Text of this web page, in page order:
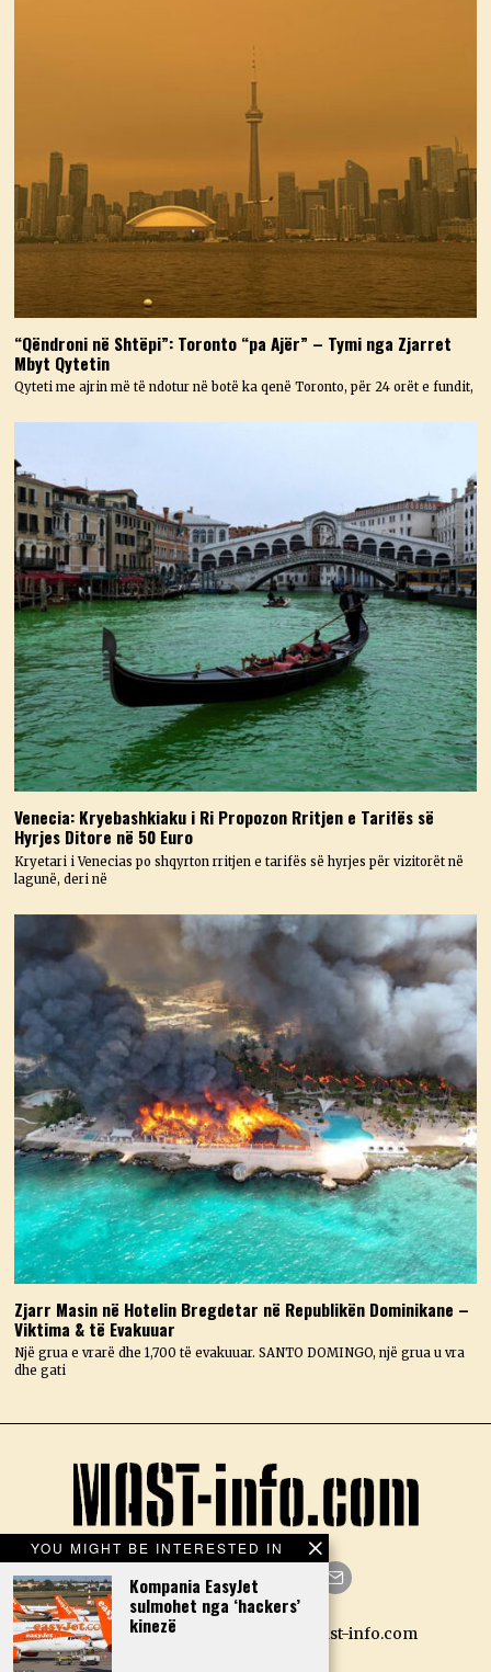
“Qëndroni në Shtëpi”: Toronto “pa Ajër” – Tymi nga Zjarret
Mbyt Qytetin
Qyteti me ajrin më të ndotur në botë ka qenë Toronto, për 24 orët e fundit,
Venecia: Kryebashkiaku i Ri Propozon Rritjen e Tarifës së
Hyrjes Ditore në 50 Euro
Kryetari i Venecias po shqyrton rritjen e tarifës së hyrjes për vizitorët në
lagunë, deri në
Zjarr Masin në Hotelin Bregdetar në Republikën Dominikane –
Viktima & të Evakuuar
Një grua e vrarë dhe 1,700 të evakuuar. SANTO DOMINGO, një grua u vra
dhe gati
YOU MIGHT BE INTERESTED IN
Kompania EasyJet
sulmohet nga ‘hackers’
kinezë
Facebook
TwitterInstagram
LinkedIn
Designed by N.D. — Copyright Mast-info.com